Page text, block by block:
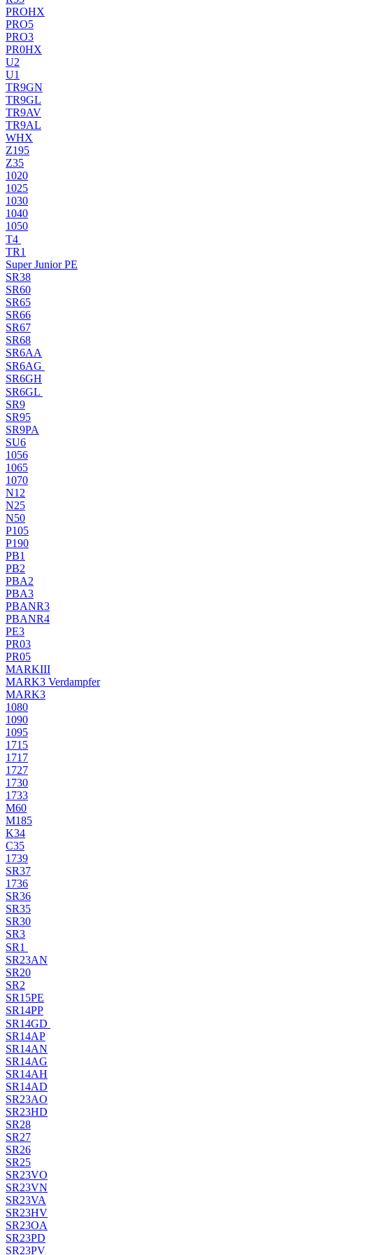
PROHX
PRO5
PRO3
PR0HX
U2
U1
TR9GN
TR9GL
TR9AV
TR9AL
WHX
Z195
Z35
1020
1025
1030
1040
1050
T4
TR1
Super Junior PE
SR38
SR60
SR65
SR66
SR67
SR68
SR6AA
SR6AG
SR6GH
SR6GL
SR9
SR95
SR9PA
SU6
1056
1065
1070
N12
N25
N50
P105
P190
PB1
PB2
PBA2
PBA3
PBANR3
PBANR4
PE3
PR03
PR05
MARKIII
MARK3 Verdampfer
MARK3
1080
1090
1095
1715
1717
1727
1730
1733
M60
M185
K34
C35
1739
SR37
1736
SR36
SR35
SR30
SR3
SR1
SR23AN
SR20
SR2
SR15PE
SR14PP
SR14GD
SR14AP
SR14AN
SR14AG
SR14AH
SR14AD
SR23AO
SR23HD
SR28
SR27
SR26
SR25
SR23VO
SR23VN
SR23VA
SR23HV
SR23OA
SR23PD
SR23PV